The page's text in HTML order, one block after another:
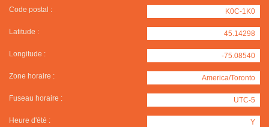
Code postal : K0C-1K0
Latitude : 45.14298
Longitude : -75.08540
Zone horaire : America/Toronto
Fuseau horaire : UTC-5
Heure d'été : Y